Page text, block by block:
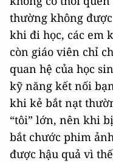
thường không
khi đi học, các em
còn giáo viên chỉ
quan hệ của học
kỹ năng kết nối
khi kẻ bắt nạt
“tôi” lớn, nên khi
bắt chước phim
được hậu quả vì